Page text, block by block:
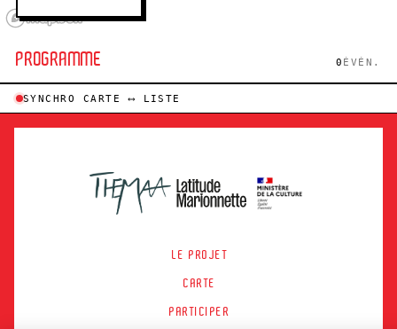
PROGRAMME 0 ÉVÉN.
SYNCHRO CARTE ⟷ LISTE
LE PROJET
CARTE
PARTICIPER